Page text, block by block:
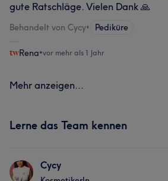
gute Ratschläge. Vielen Dank 🙏
Behandelt von Cycy• Pediküre
Rena•vor mehr als 1 Jahr
Mehr anzeigen...
Lerne das Team kennen
Cycy